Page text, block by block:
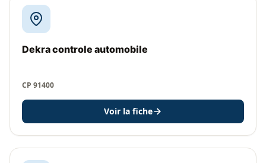
Dekra controle automobile
CP 91400
Voir la fiche